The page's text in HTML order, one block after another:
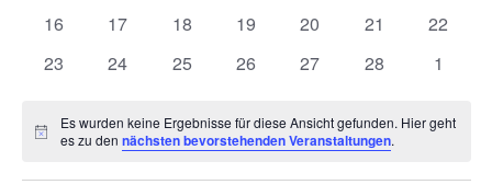
0
16
0
17
0
18
0
19
0
20
0
21
0
22
0
23
0
24
0
25
0
26
0
27
0
28
0
1
Hinweis
Es wurden keine Ergebnisse für diese Ansicht gefunden. Hier geht
es zu dennächsten bevorstehenden Veranstaltungen.